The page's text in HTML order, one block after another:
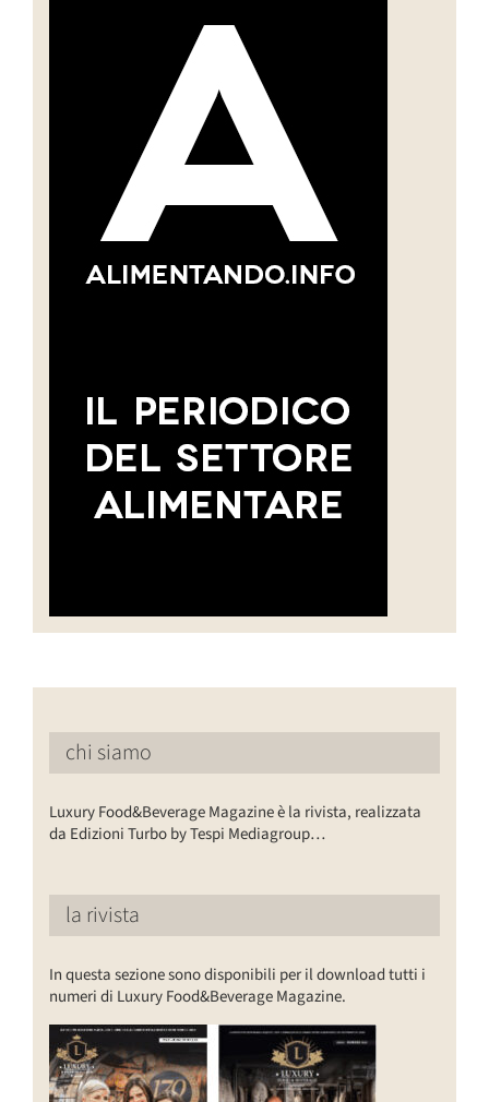
chi siamo
Luxury Food&Beverage Magazine è la rivista, realizzata
da Edizioni Turbo by Tespi Mediagroup…
la rivista
In questa sezione sono disponibili per il download tutti i
numeri di Luxury Food&Beverage Magazine.